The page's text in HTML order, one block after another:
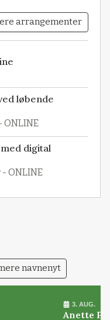
arrangementer
løbende
ONLINE
digital
ONLINE
navnenyt
3. AUG.
Anette